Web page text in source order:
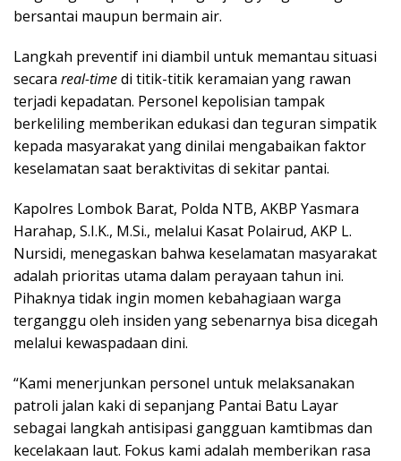
bersantai maupun bermain air.
Langkah preventif ini diambil untuk memantau situasi
secara real-timedi titik-titik keramaian yang rawan
terjadi kepadatan. Personel kepolisian tampak
berkeliling memberikan edukasi dan teguran simpatik
kepada masyarakat yang dinilai mengabaikan faktor
keselamatan saat beraktivitas di sekitar pantai.
Kapolres Lombok Barat, Polda NTB, AKBP Yasmara
Harahap, S.I.K., M.Si., melalui Kasat Polairud, AKP L.
Nursidi, menegaskan bahwa keselamatan masyarakat
adalah prioritas utama dalam perayaan tahun ini.
Pihaknya tidak ingin momen kebahagiaan warga
terganggu oleh insiden yang sebenarnya bisa dicegah
melalui kewaspadaan dini.
“Kami menerjunkan personel untuk melaksanakan
patroli jalan kaki di sepanjang Pantai Batu Layar
sebagai langkah antisipasi gangguan kamtibmas dan
kecelakaan laut. Fokus kami adalah memberikan rasa